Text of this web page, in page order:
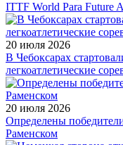
ITTF World Para Future
20 июля 2026
В Чебоксарах
легкоатлетические
20 июля 2026
Определены
Раменском